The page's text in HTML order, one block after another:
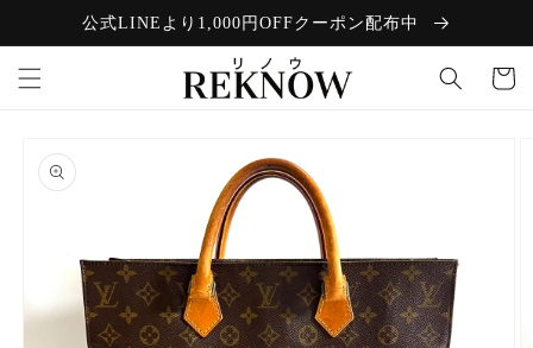
コンテン公式LINEより1,000円OFFクーポン配布中
カ
ー
にスキッ
プ